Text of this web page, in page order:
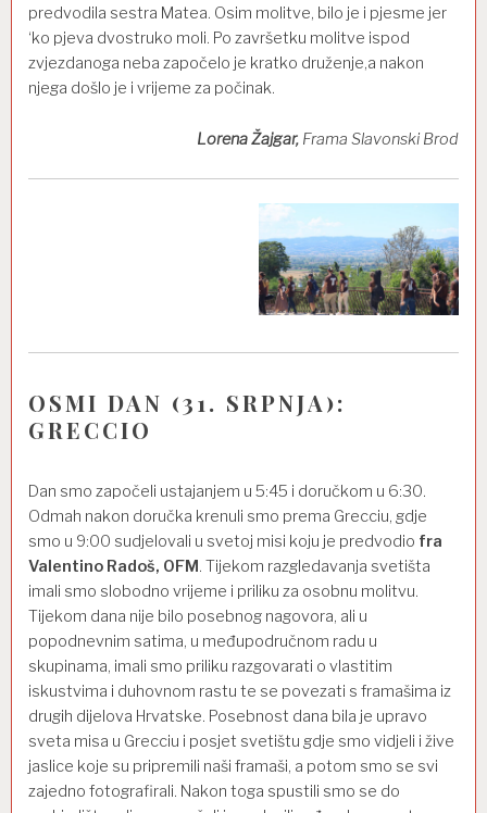
predvodila sestra Matea. Osim molitve, bilo je i pjesme jer
‘ko pjeva dvostruko moli. Po završetku molitve ispod
zvjezdanoga neba započelo je kratko druženje,a nakon
njega došlo je i vrijeme za počinak.
Lorena Žajgar, Frama Slavonski Brod
OSMI DAN (31. SRPNJA):
GRECCIO
Dan smo započeli ustajanjem u 5:45 i doručkom u 6:30.
Odmah nakon doručka krenuli smo prema Grecciu, gdje
smo u 9:00 sudjelovali u svetoj misi koju je predvodio fra
Valentino Radoš, OFM. Tijekom razgledavanja svetišta
imali smo slobodno vrijeme i priliku za osobnu molitvu.
Tijekom dana nije bilo posebnog nagovora, ali u
popodnevnim satima, u međupodručnom radu u
skupinama, imali smo priliku razgovarati o vlastitim
iskustvima i duhovnom rastu te se povezati s framašima iz
drugih dijelova Hrvatske. Posebnost dana bila je upravo
sveta misa u Grecciu i posjet svetištu gdje smo vidjeli i žive
jaslice koje su pripremili naši framaši, a potom smo se svi
zajedno fotografirali. Nakon toga spustili smo se do